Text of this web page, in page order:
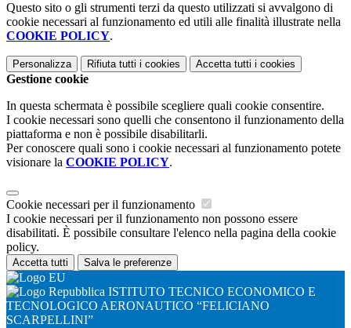
Questo sito o gli strumenti terzi da questo utilizzati si avvalgono di
cookie necessari al funzionamento ed utili alle finalità illustrate nella
COOKIE POLICY.
Personalizza Rifiuta tutti i cookies Accetta tutti i cookies
Gestione cookie
In questa schermata è possibile scegliere quali cookie consentire.
I cookie necessari sono quelli che consentono il funzionamento della
piattaforma e non è possibile disabilitarli.
Per conoscere quali sono i cookie necessari al funzionamento potete
visionare la COOKIE POLICY.
Cookie necessari per il funzionamento
I cookie necessari per il funzionamento non possono essere
disabilitati. È possibile consultare l'elenco nella pagina della cookie
policy.
Accetta tutti Salva le preferenze
ISTITUTO TECNICO ECONOMICO E
TECNOLOGICO AERONAUTICO “FELICIANO
SCARPELLINI”